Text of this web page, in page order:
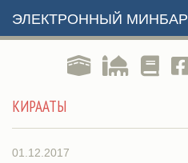
ЭЛЕКТРОННЫЙ МИНБАР
КИРААТЫ
01.12.2017